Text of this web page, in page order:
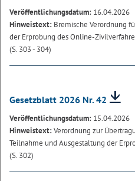
Veröffentlichungsdatum: 16.04.2026
Hinweistext: Bremische Verordnung
der Erprobung des Online-
(S. 303 - 304)
Gesetzblatt 2026 Nr. 42
Veröffentlichungsdatum: 15.04.2026
Hinweistext:Verordnung zur
Teilnahme und Ausgestaltung der
(S. 302)